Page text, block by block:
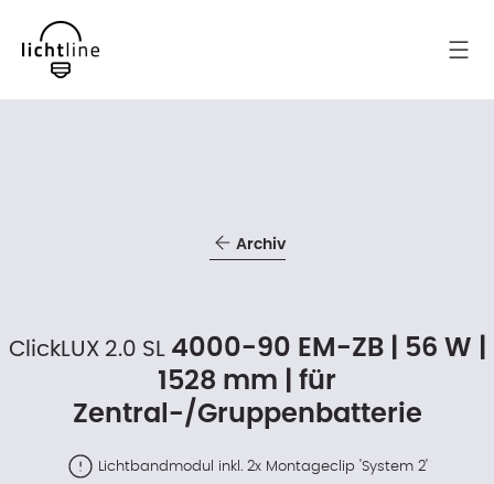
Archiv
ClickLUX 2.0 SL 4000-90 EM-ZB | 56 W |
1528 mm | für
Zentral-/Gruppenbatterie
Lichtbandmodul inkl. 2x Montageclip 'System 2'